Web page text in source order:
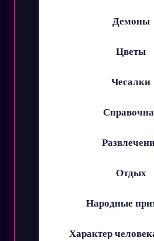
Демоны
Цветы
Чесалки
Отдых
Народные
Характер